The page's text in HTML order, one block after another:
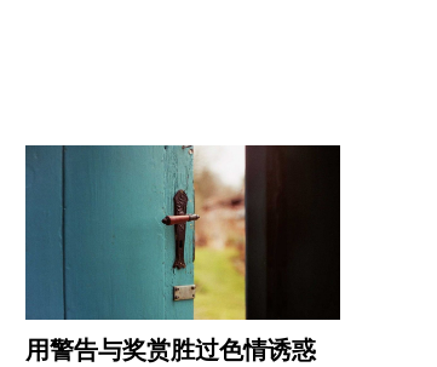
用警告与奖赏胜过色情诱惑